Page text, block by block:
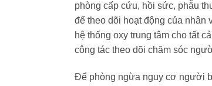
phòng cấp cứu, hồi sức, phẫu
để theo dõi hoạt động của
hệ thống oxy trung tâm cho tất
công tác theo dõi chăm sóc
Để phòng ngừa nguy cơ người